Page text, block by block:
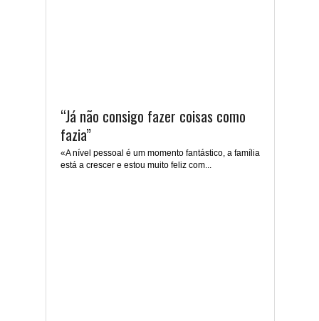
“Já não consigo fazer coisas como
fazia”
«A nível pessoal é um momento fantástico, a família
está a crescer e estou muito feliz com...